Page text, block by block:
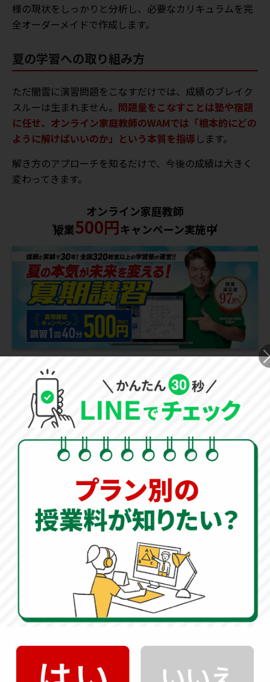
様の現状をしっかりと分析し、必要なカリキュラムを完
全オーダーメイドで作成します。
夏の学習への取り組み方
ただ闇雲に演習問題をこなすだけでは、成績のブレイク
スルーは生まれません。 問題量をこなすことは塾や宿題
に任せ、オンライン家庭教師のWAMでは「根本的にどの
ように解けばいいのか」という本質を指導 します。
解き方のアプローチを知るだけで、今後の成績は大きく
変わってきます。
オンライン家庭教師
授業500円キャンペーン実施中
秀光中学校の入試情報
科目別配点・試験時間
【通常型入試】
試験名称 試験内容
総合問題 60分 100点
作文(日本語) 50分
集団面接
(日本語又は英語)
秀光入試Ⅰ 教科型入試
国語
算数 100点